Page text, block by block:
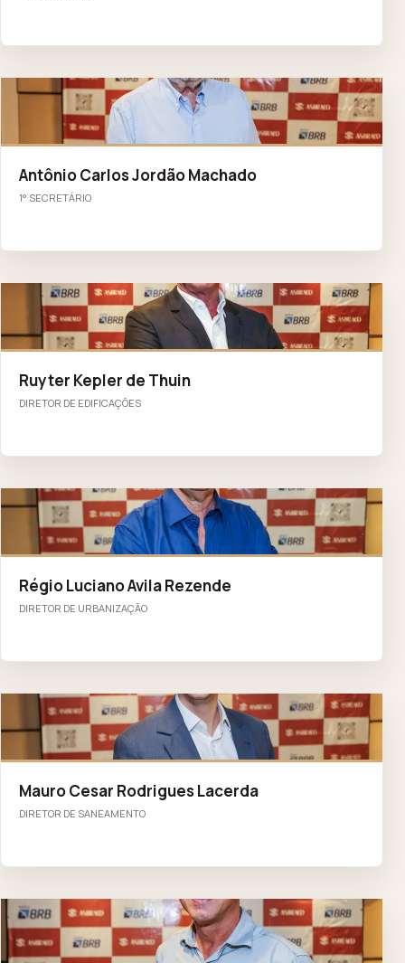
AC
Antônio Carlos Jordão Machado
1° SECRETÁRIO
RK
Ruyter Kepler de Thuin
DIRETOR DE EDIFICAÇÕES
RL
Régio Luciano Avila Rezende
DIRETOR DE URBANIZAÇÃO
MC
Mauro Cesar Rodrigues Lacerda
DIRETOR DE SANEAMENTO
ZB